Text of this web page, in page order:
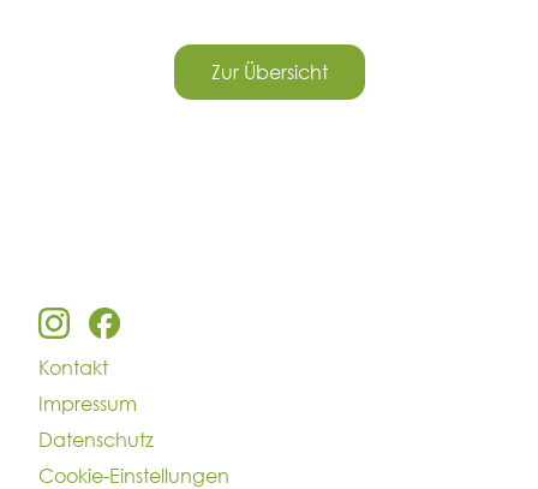
Zur Übersicht
Kontakt
Impressum
Datenschutz
Cookie-Einstellungen